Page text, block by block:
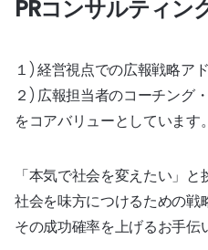
PRコンサルティン
１) 経営視点での広報戦略ア
２) 広報担当者のコーチング
をコアバリューとしています。
「本気で社会を変えたい」
社会を味方につけるための戦
その成功確率を上げるお手伝